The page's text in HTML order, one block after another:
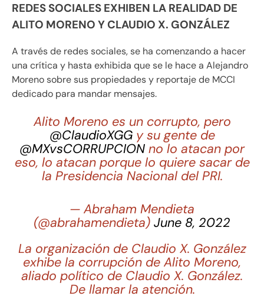
REDES SOCIALES EXHIBEN LA REALIDAD DE
ALITO MORENO Y CLAUDIO X. GONZÁLEZ
A través de redes sociales, se ha comenzando a hacer
una crítica y hasta exhibida que se le hace a Alejandro
Moreno sobre sus propiedades y reportaje de MCCI
dedicado para mandar mensajes.
Alito Moreno es un corrupto, pero
@ClaudioXGGy su gente de
@MXvsCORRUPCION no lo atacan por
eso, lo atacan porque lo quiere sacar de
la Presidencia Nacional del PRI.
— Abraham Mendieta
(@abrahamendieta) June 8, 2022
La organización de Claudio X. González
exhibe la corrupción de Alito Moreno,
aliado político de Claudio X. González.
De llamar la atención.